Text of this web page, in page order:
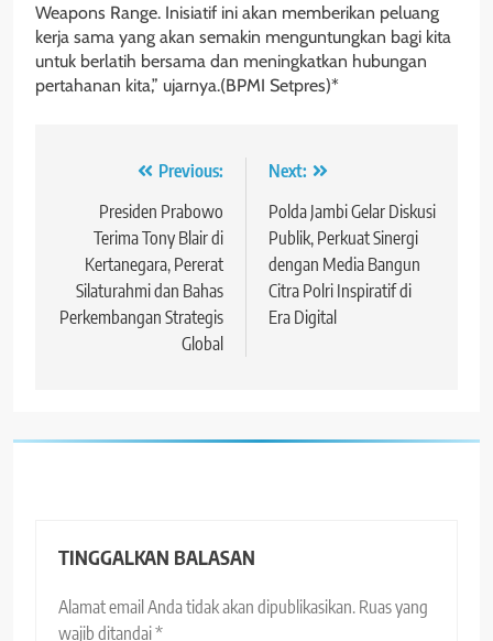
Weapons Range. Inisiatif ini akan memberikan peluang
kerja sama yang akan semakin menguntungkan bagi kita
untuk berlatih bersama dan meningkatkan hubungan
pertahanan kita,” ujarnya.(BPMI Setpres)*
Navigasi Previous:
Presiden Prabowo
Terima Tony Blair di
Kertanegara, Pererat
Silaturahmi dan Bahas
Perkembangan Strategis
Global
Next:
Polda Jambi Gelar Diskusi
Publik, Perkuat Sinergi
dengan Media Bangun
Citra Polri Inspiratif di
Era Digital
TINGGALKAN BALASAN
Alamat email Anda tidak akan dipublikasikan. Ruas yang
wajib ditandai*